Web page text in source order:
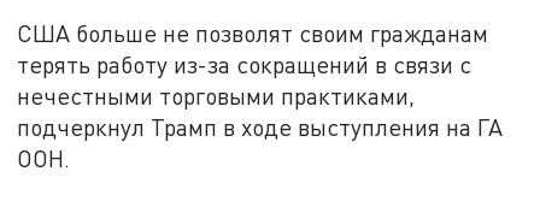
США больше не позволят своим гражданам
терять работу из-за сокращений в связи с
нечестными торговыми практиками,
подчеркнул Трамп в ходе выступления на ГА
ООН.